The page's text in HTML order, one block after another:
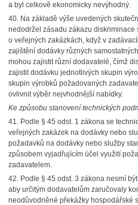
a byl celkově ekonomicky nevýhodný.
40. Na základě výše uvedených
nedodržel zásadu zákazu
o veřejných zakázkách, když v
zajištění dodávky různých
mohou zajistit různí dodavatelé, čímž
zajistit dodávku jednotlivých skupin
skupin výrobků požadovaných
ovlivnit výběr nejvhodnější nabídky.
Ke způsobu stanovení technických
41. Podle § 45 odst. 1 zákona se
veřejných zakázek na dodávky nebo
požadavků na dodávky nebo služby
způsobem vyjadřujícím účel využití
zadavatelem.
42. Podle § 45 odst. 3 zákona nesmí
aby určitým dodavatelům zaručovaly
neodůvodněné překážky hospodářské